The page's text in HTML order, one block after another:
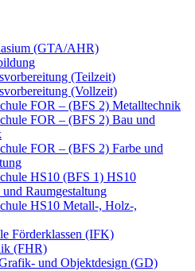
(GTA/AHR)
(Teilzeit)
(Vollzeit)
FOR – (BFS 2) Metalltechnik
FOR – (BFS 2) Bau und
FOR – (BFS 2) Farbe und
HS10 (BFS 1) HS10
Raumgestaltung
HS10 Metall-, Holz-,
Förderklassen (IFK)
(FHR)
und Objektdesign (GD)